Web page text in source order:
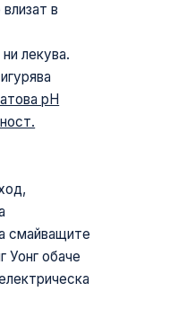
в
лекува.
рН
смайващите
Уонг обаче